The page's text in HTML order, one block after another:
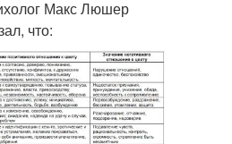
Макс Люшер
что: